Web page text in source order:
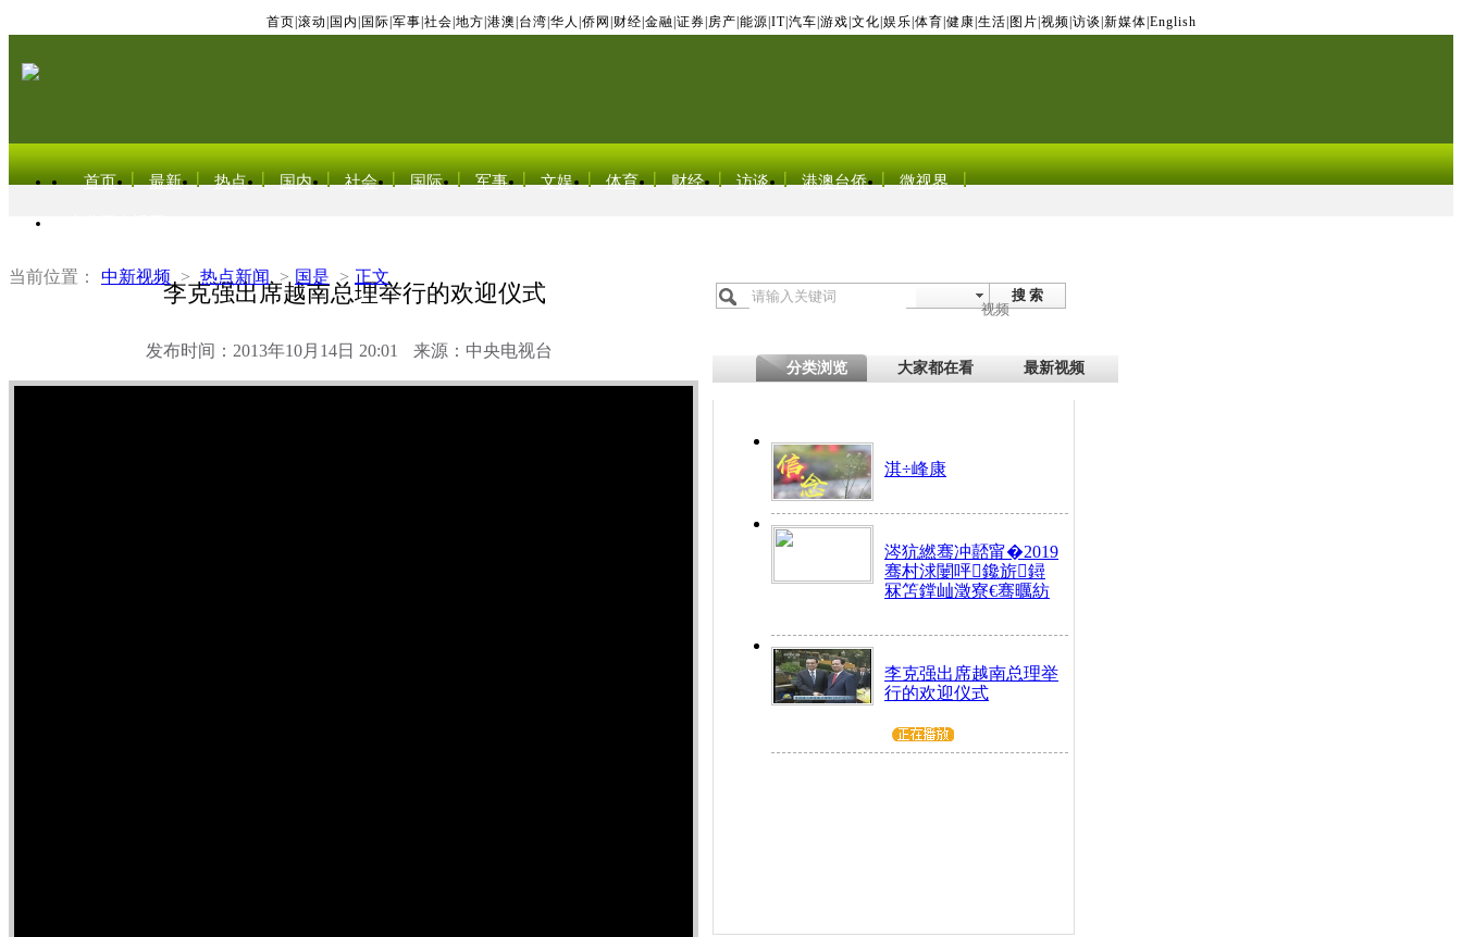
首页 滚动 国内 国际 军事 社会 地方 港澳 台湾 华人 侨网 财经 金融 证券 房产 能源 IT| 汽车 游戏 文化 娱乐 体育 健康 生活 图片 视频 访谈 新媒体 English
首页 最新 热点 国内 社会 国际 军事 文娱 体育 财经 访谈 港澳台侨 微视界
当前位置： 中新视频 > 热点新闻 > 国是 > 正文
李克强出席越南总理举行的欢迎仪式
发布时间：2013年10月14日 20:01 来源：中央电视台
搜 索
视频
分类浏览 大家都在看 最新视频
淇÷峰康
涔犺繎骞冲嚭甯�2019
骞村浗闄呯鑱旂鐞
冧笘鐣屾澂寮€骞曞紡
李克强出席越南总理举
行的欢迎仪式